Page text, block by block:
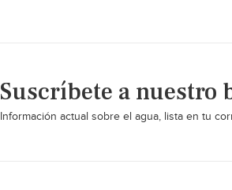
Suscríbete a nuestro
Información actual sobre el agua, lista en tu